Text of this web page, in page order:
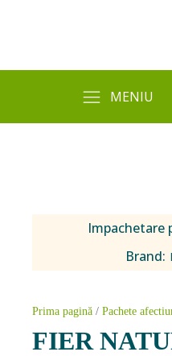
MENIU
Impachetare
Brand:
Prima pagină / Pachete
FIER